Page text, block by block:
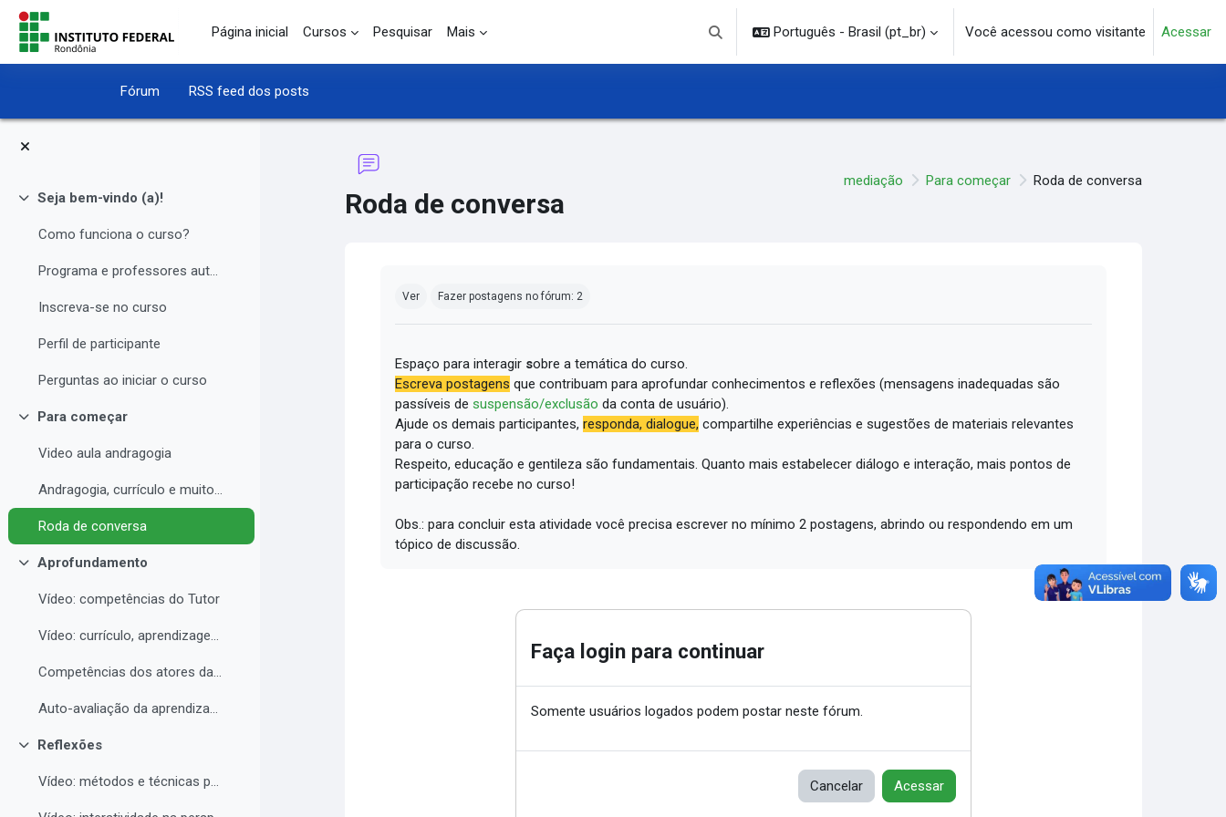
Ir para o conteúdo principal
Página inicial
Cursos Pesquisar Mais
Alternar entrada de pesquisa
Português - Brasil ‎(pt_br)‎ Você acessou como visitante Acessar
Fórum RSS feed dos posts
Contrair
Seja bem-vindo (a)!
Como funciona o curso?
Programa e professores autores
Inscreva-se no curso
Perfil de participante
Perguntas ao iniciar o curso
Contrair
Para começar
Video aula andragogia
Andragogia, currículo e muito mais
Roda de conversa
Contrair
Aprofundamento
Vídeo: competências do Tutor
Vídeo: currículo, aprendizagem e docência para EAD
Competências dos atores da educação a distância professor, tutor e aluno
Auto-avaliação da aprendizagem
Contrair
Reflexões
Vídeo: métodos e técnicas para EAD
Roda de conversa
mediação Para começar Roda de conversa
Ver Fazer postagens no fórum: 2
Espaço para interagir sobre a temática do curso.
Escreva postagens que contribuam para aprofundar conhecimentos e reflexões (mensagens inadequadas são
passíveis desuspensão/exclusão da conta de usuário).
Ajude os demais participantes,responda, dialogue, compartilhe experiências e sugestões de materiais relevantes
para o curso.
Respeito, educação e gentileza são fundamentais.Quanto mais estabelecer diálogo e interação, mais pontos de
participação recebe no curso!
Obs.: para concluir esta atividade você precisa escrever no mínimo 2 postagens, abrindo ou respondendo em um
tópico de discussão.
Faça login para continuar
Somente usuários logados podem postar neste fórum.
Cancelar Acessar